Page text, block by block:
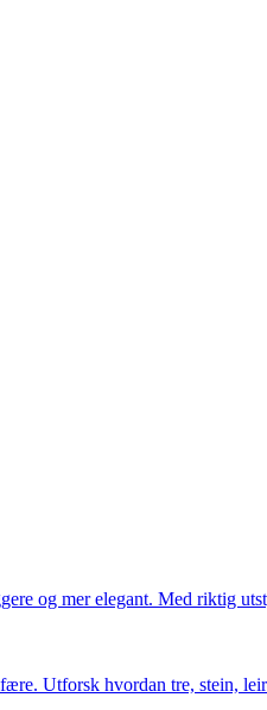
og mer elegant. Med riktig
Utforsk hvordan tre, stein,